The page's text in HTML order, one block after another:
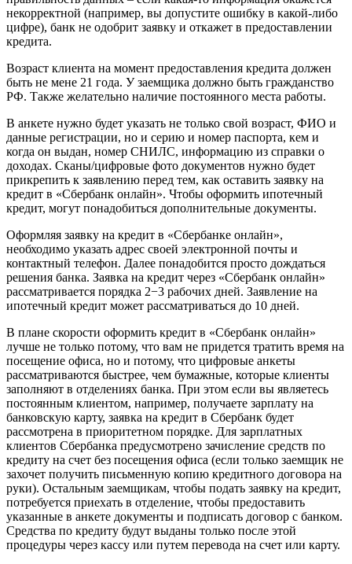
некорректной (например, вы допустите ошибку в какой-либо
цифре), банк не одобрит заявку и откажет в предоставлении
кредита.
Возраст клиента на момент предоставления кредита должен
быть не мене 21 года. У заемщика должно быть гражданство
РФ. Также желательно наличие постоянного места работы.
В анкете нужно будет указать не только свой возраст, ФИО и
данные регистрации, но и серию и номер паспорта, кем и
когда он выдан, номер СНИЛС, информацию из справки о
доходах. Сканы/цифровые фото документов нужно будет
прикрепить к заявлению перед тем, как оставить заявку на
кредит в «Сбербанк онлайн». Чтобы оформить ипотечный
кредит, могут понадобиться дополнительные документы.
Оформляя заявку на кредит в «Сбербанке онлайн»,
необходимо указать адрес своей электронной почты и
контактный телефон. Далее понадобится просто дождаться
решения банка. Заявка на кредит через «Сбербанк онлайн»
рассматривается порядка 2−3 рабочих дней. Заявление на
ипотечный кредит может рассматриваться до 10 дней.
В плане скорости оформить кредит в «Сбербанк онлайн»
лучше не только потому, что вам не придется тратить время на
посещение офиса, но и потому, что цифровые анкеты
рассматриваются быстрее, чем бумажные, которые клиенты
заполняют в отделениях банка. При этом если вы являетесь
постоянным клиентом, например, получаете зарплату на
банковскую карту, заявка на кредит в Сбербанк будет
рассмотрена в приоритетном порядке. Для зарплатных
клиентов Сбербанка предусмотрено зачисление средств по
кредиту на счет без посещения офиса (если только заемщик не
захочет получить письменную копию кредитного договора на
руки). Остальным заемщикам, чтобы подать заявку на кредит,
потребуется приехать в отделение, чтобы предоставить
указанные в анкете документы и подписать договор с банком.
Средства по кредиту будут выданы только после этой
процедуры через кассу или путем перевода на счет или карту.